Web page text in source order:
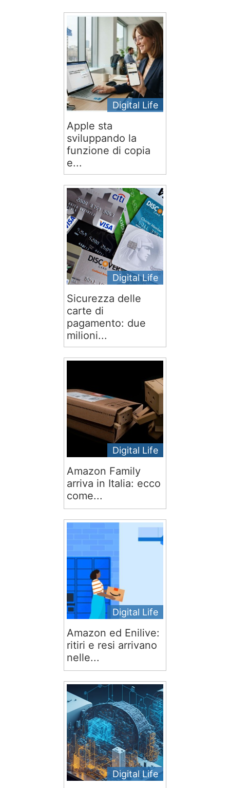
Digital Life
Apple sta
sviluppando la
funzione di copia
e...
Digital Life
Sicurezza delle
carte di
pagamento: due
milioni...
Digital Life
Amazon Family
arriva in Italia: ecco
come...
Digital Life
Amazon ed Enilive:
ritiri e resi arrivano
nelle...
Digital Life